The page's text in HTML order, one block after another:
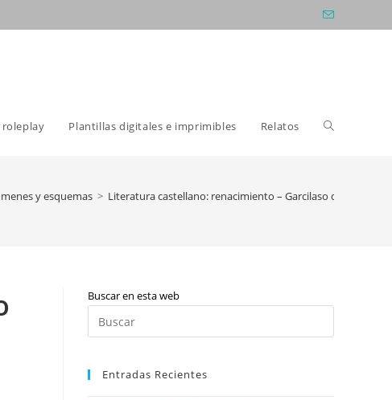
roleplay Plantillas digitales e imprimibles Relatos Alternar
la
y esquemas > Literatura castellano: renacimiento – Garcilaso de la Vega
Buscar en esta web
Escape
Entradas Recientes